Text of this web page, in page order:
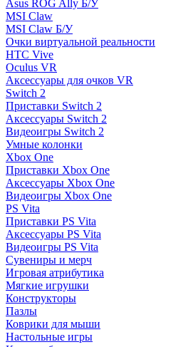
Asus ROG Ally Б/У
MSI Claw
MSI Claw Б/У
Очки виртуальной реальности
HTC Vive
Oculus VR
Аксессуары для очков VR
Switch 2
Приставки Switch 2
Аксессуары Switch 2
Видеоигры Switch 2
Умные колонки
Xbox One
Приставки Xbox One
Аксессуары Xbox One
Видеоигры Xbox One
PS Vita
Приставки PS Vita
Аксессуары PS Vita
Видеоигры PS Vita
Сувениры и мерч
Игровая атрибутика
Мягкие игрушки
Конструкторы
Пазлы
Коврики для мыши
Настольные игры